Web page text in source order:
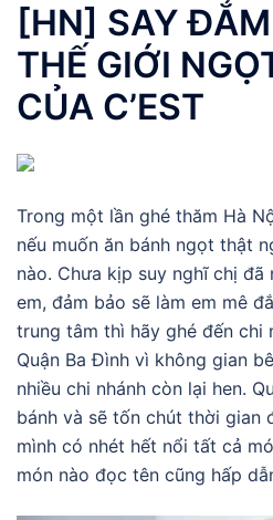
[HN] SAY
THẾ GIỚI
CỦA C’EST
Trong một lần ghé thăm Hà
nếu muốn ăn bánh ngọt thật
nào. Chưa kịp suy nghĩ chị đã
em, đảm bảo sẽ làm em mê
trung tâm thì hãy ghé đến chi
Quận Ba Đình vì không gian
nhiều chi nhánh còn lại hen.
bánh và sẽ tốn chút thời gian
mình có nhét hết nổi tất cả
món nào đọc tên cũng hấp